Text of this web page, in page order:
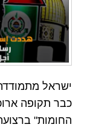
ישראל
כבר תקופה